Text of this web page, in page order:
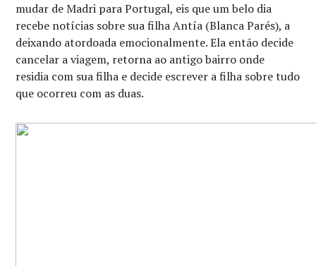
mudar de Madri para Portugal, eis que um belo dia
recebe notícias sobre sua filha Antía (Blanca Parés), a
deixando atordoada emocionalmente. Ela então decide
cancelar a viagem, retorna ao antigo bairro onde
residia com sua filha e decide escrever a filha sobre tudo
que ocorreu com as duas.